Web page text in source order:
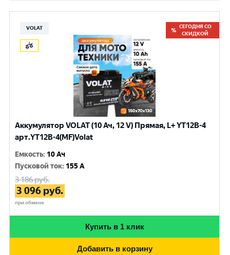
VOLAT
СЕГОДНЯ СО
СКИДКОЙ
Аккумулятор VOLAT (10 Ач, 12 V) Прямая, L+ YT12B-4
арт.YT12B-4(MF)Volat
Емкость: 10 Ач
Пусковой ток: 155 A
3 186руб.
3 096 руб.
при обмене
Купить в 1 клик
Добавить в корзину